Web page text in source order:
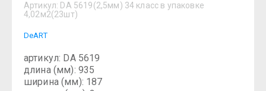
Артикул: DA 5619(2,5мм) 34 класс в упаковке
4,02м2(23шт)
DeART
артикул: DA 5619
длина (мм): 935
ширина (мм): 187